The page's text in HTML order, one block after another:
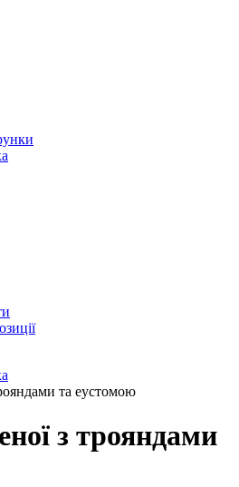
та еустомою
з трояндами